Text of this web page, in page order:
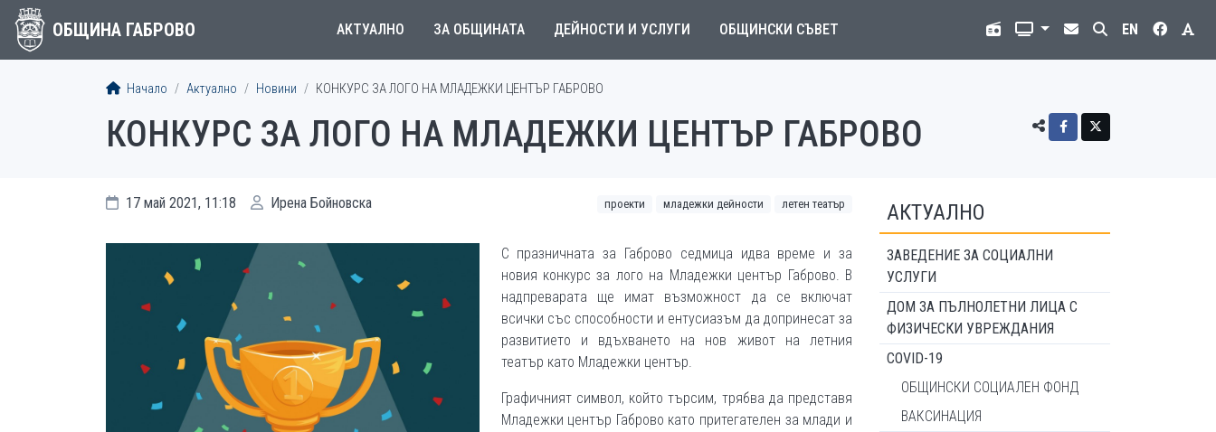
ОБЩИНА ГАБРОВО АКТУАЛНО ЗА ОБЩИНАТА ДЕЙНОСТИ И УСЛУГИ ОБЩИНСКИ СЪВЕТ EN
Начало Актуално Новини КОНКУРС ЗА ЛОГО НА МЛАДЕЖКИ ЦЕНТЪР ГАБРОВО
КОНКУРС ЗА ЛОГО НА МЛАДЕЖКИ ЦЕНТЪР ГАБРОВО
17 май 2021, 11:18 Ирена Бойновска проекти младежки дейности летен театър
С празничната за Габрово седмица идва време и за
новия конкурс за лого на Младежки център Габрово. В
надпреварата ще имат възможност да се включат
всички със способности и ентусиазъм да допринесат за
развитието и вдъхването на нов живот на летния
театър като Младежки център.
Графичният символ, който търсим, трябва да представя
Младежки център Габрово като притегателен за млади и
АКТУАЛНО
ЗАВЕДЕНИЕ ЗА СОЦИАЛНИ
УСЛУГИ
ДОМ ЗА ПЪЛНОЛЕТНИ ЛИЦА С
ФИЗИЧЕСКИ УВРЕЖДАНИЯ
COVID-19
ОБЩИНСКИ СОЦИАЛЕН ФОНД
ВАКСИНАЦИЯ